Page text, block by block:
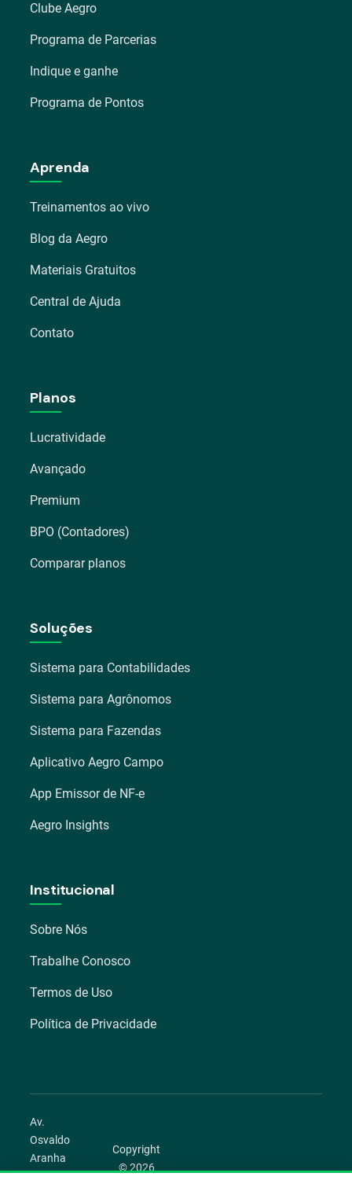
Clube Aegro
Programa de Parcerias
Indique e ganhe
Programa de Pontos
Aprenda
Treinamentos ao vivo
Blog da Aegro
Materiais Gratuitos
Central de Ajuda
Contato
Planos
Lucratividade
Avançado
Premium
BPO (Contadores)
Comparar planos
Soluções
Sistema para Contabilidades
Sistema para Agrônomos
Sistema para Fazendas
Aplicativo Aegro Campo
App Emissor de NF-e
Aegro Insights
Institucional
Sobre Nós
Trabalhe Conosco
Termos de Uso
Política de Privacidade
Av.
Osvaldo
Aranha
1022 –
Copyright
© 2026